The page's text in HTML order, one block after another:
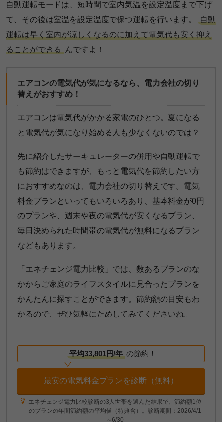
自動運転モードは、短時間で室内気温を設定温度まで下げ
て、その後は室温を設定温度で保つ運転を行います。
自動
運転は早く室内が涼しくなるのに加えて電気代も安く抑え
ることができる
んですよ！
エアコンの電気代が気になるなら、電力会社の切り
替えがおすすめ！
エアコンは電気代がかかる家電のひとつ。夏になる
と電気代が気になり始める人も少なくないのでは？
先に紹介したサーキュレーターの併用や自動運転で
も節約はできますが、もっと電気代を節約したい方
におすすめなのは、電力会社の切り替えです。電気
料金プランといってもいろいろあり、基本料金が0円
のプランや、週末や夜の電気代が安くなるプラン、
毎日決められた時間帯の電気代が無料になるプラン
などもあります。
「エネチェンジ電力比較」では、数あるプランのな
かからご家庭のライフスタイルに見合ったプランを
かんたんに探すことができます。節約額の目安もわ
かるので、ぜひ気軽にためしてみてくださいね。
平均33,801円/年 の節約！
最安の電気料金プランを診断（無料）
エネチェンジ電力比較診断の3人世帯を選んだ結果で、節約額1位
のプランの年間節約額の平均値（特典含）。診断期間：2026/4/1
～6/30